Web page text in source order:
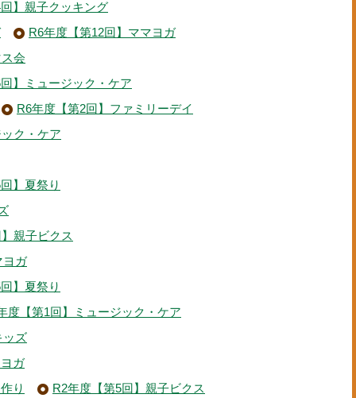
】親子クッキング
R6年度【第12回】ママヨガ
会
】ミュージック・ケア
R6年度【第2回】ファミリーデイ
ク・ケア
】夏祭り
親子ビクス
ヨガ
】夏祭り
度【第1回】ミュージック・ケア
ッズ
ガ
り
R2年度【第5回】親子ビクス